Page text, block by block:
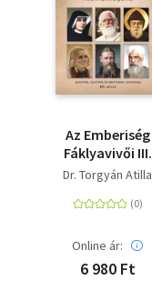
Történelem
Az Emberiség
Fáklyavivői III.
Dr. Torgyán Atilla
Online ár:
6 980 Ft